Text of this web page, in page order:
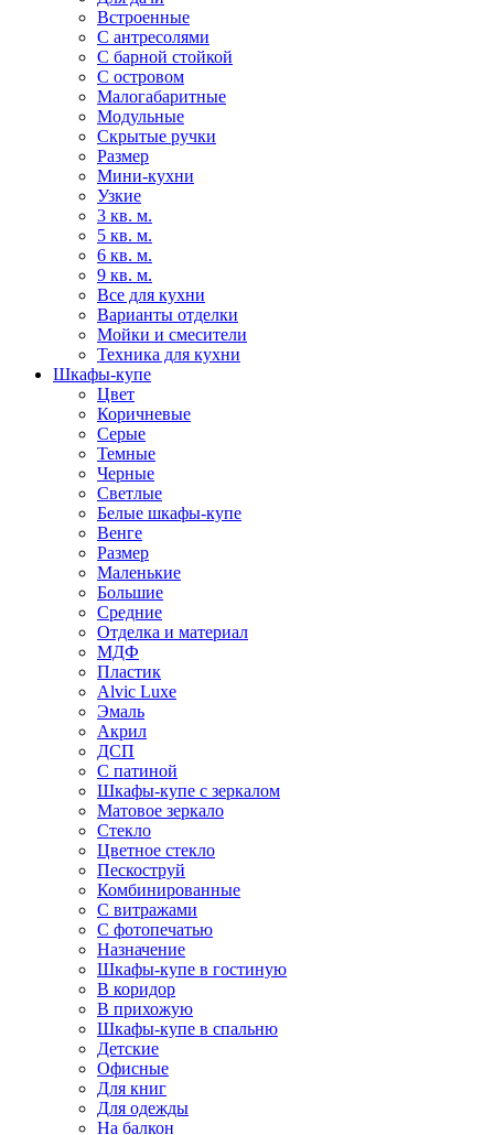
Встроенные
С антресолями
С барной стойкой
С островом
Малогабаритные
Модульные
Скрытые ручки
Размер
Мини-кухни
Узкие
3 кв. м.
5 кв. м.
6 кв. м.
9 кв. м.
Все для кухни
Варианты отделки
Мойки и смесители
Техника для кухни
Шкафы-купе
Цвет
Коричневые
Серые
Темные
Черные
Светлые
Белые шкафы-купе
Венге
Размер
Маленькие
Большие
Средние
Отделка и материал
МДФ
Пластик
Alvic Luxe
Эмаль
Акрил
ДСП
С патиной
Шкафы-купе с зеркалом
Матовое зеркало
Стекло
Цветное стекло
Пескоструй
Комбинированные
С витражами
С фотопечатью
Назначение
Шкафы-купе в гостиную
В коридор
В прихожую
Шкафы-купе в спальню
Детские
Офисные
Для книг
Для одежды
На балкон